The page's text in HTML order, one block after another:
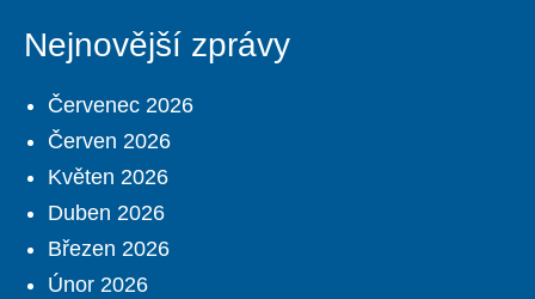
Nejnovější zprávy
Červenec 2026
Červen 2026
Květen 2026
Duben 2026
Březen 2026
Únor 2026